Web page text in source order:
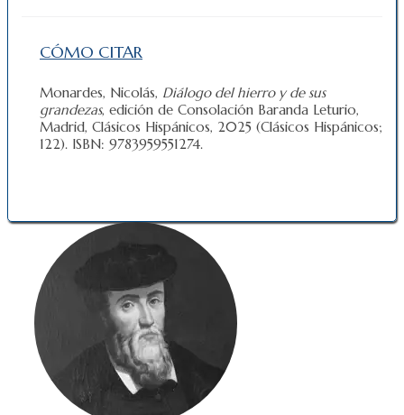
CÓMO CITAR
Monardes, Nicolás, Diálogo del hierro y de sus
grandezas, edición de Consolación Baranda Leturio,
Madrid, Clásicos Hispánicos, 2025 (Clásicos Hispánicos;
122). ISBN: 9783959551274.